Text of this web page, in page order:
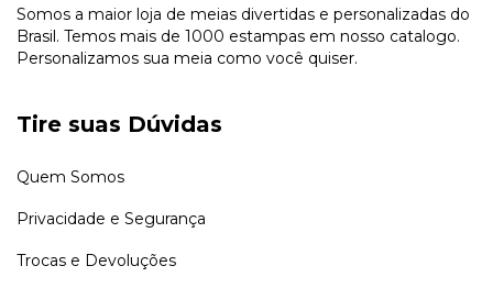
Somos a maior loja de meias divertidas e personalizadas do
Brasil. Temos mais de 1000 estampas em nosso catalogo.
Personalizamos sua meia como você quiser.
Tire suas Dúvidas
Quem Somos
Privacidade e Segurança
Trocas e Devoluções